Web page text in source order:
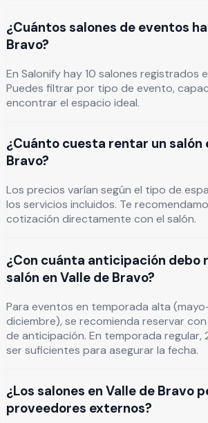
¿Cuántos salones de eventos
Bravo?
En Salonify hay 10 salones registrados
Puedes filtrar por tipo de evento,
encontrar el espacio ideal.
¿Cuánto cuesta rentar un salón
Bravo?
Los precios varían según el tipo de
los servicios incluidos. Te
cotización directamente con el salón.
¿Con cuánta anticipación debo
salón en Valle de Bravo?
Para eventos en temporada alta
diciembre), se recomienda reservar
de anticipación. En temporada regular,
ser suficientes para asegurar la fecha.
¿Los salones en Valle de Bravo
proveedores externos?